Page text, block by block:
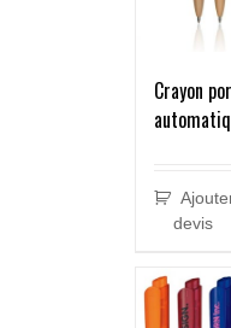
Crayon
devis